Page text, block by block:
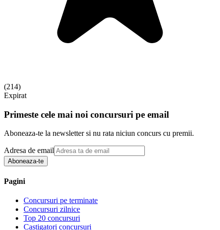
(214)
Expirat
Primeste cele mai noi concursuri pe email
Aboneaza-te la newsletter si nu rata niciun concurs cu premii.
Adresa de email
Aboneaza-te
Pagini
Concursuri pe terminate
Concursuri zilnice
Top 20 concursuri
Castigatori concursuri